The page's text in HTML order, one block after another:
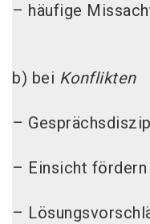
– häufige
b) bei Konflikten
–
– Einsicht fördern
–